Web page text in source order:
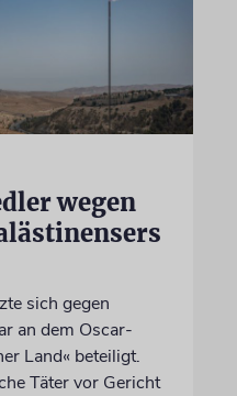
wegen
sich gegen
an dem Oscar-
Land« beteiligt.
Täter vor Gericht